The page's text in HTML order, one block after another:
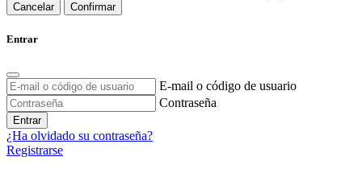
Cancelar Confirmar
Entrar
E-mail o código de usuario
Contraseña
Entrar
¿Ha olvidado su contraseña?
Registrarse